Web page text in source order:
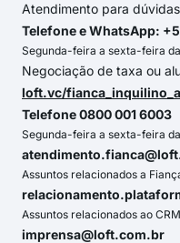
Atendimento para
Telefone e WhatsApp:
Segunda-feira a sexta-feira
Negociação de taxa ou
loft.vc/
Telefone 0800 001 6003
Segunda-feira a sexta-feira
Assuntos relacionados a
Assuntos relacionados ao
imprensa@loft.com.br